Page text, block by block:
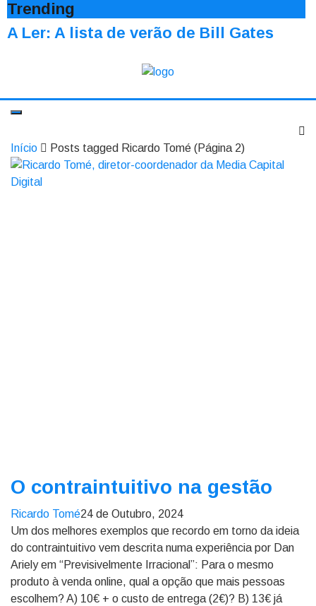
Trending
A Ler: A lista de verão de Bill Gates
Início Posts tagged Ricardo Tomé (Página 2)
O contraintuitivo na gestão
Ricardo Tomé24 de Outubro, 2024
Um dos melhores exemplos que recordo em torno da ideia
do contraintuitivo vem descrita numa experiência por Dan
Ariely em “Previsivelmente Irracional”: Para o mesmo
produto à venda online, qual a opção que mais pessoas
escolhem? A) 10€ + o custo de entrega (2€)? B) 13€ já